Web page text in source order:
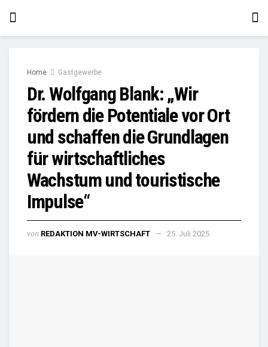
Home Gastgewerbe
Dr. Wolfgang Blank: „Wir
fördern die Potentiale vor Ort
und schaffen die Grundlagen
für wirtschaftliches
Wachstum und touristische
Impulse“
von REDAKTION MV-WIRTSCHAFT 25. Juli 2025